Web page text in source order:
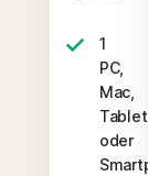
1
PC,
Mac,
Tablet
oder